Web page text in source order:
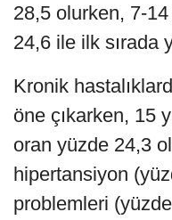
28,5 olurken, 7-
24,6 ile ilk sırada
Kronik
öne çıkarken, 15
oran yüzde 24,3
hipertansiyon
problemleri